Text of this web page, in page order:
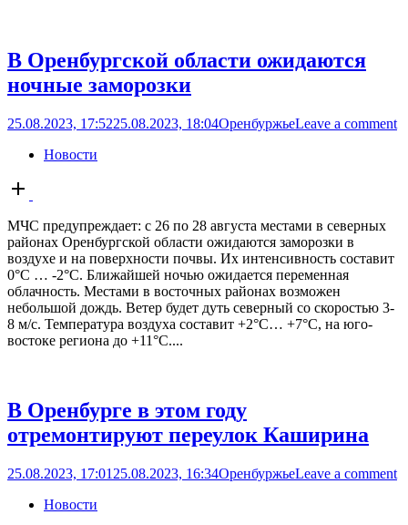
В Оренбургской области ожидаются
ночные заморозки
25.08.2023, 17:5225.08.2023, 18:04ОренбуржьеLeave a comment
Новости
Open
post
МЧС предупреждает: с 26 по 28 августа местами в северных
районах Оренбургской области ожидаются заморозки в
воздухе и на поверхности почвы. Их интенсивность составит
0°С … -2°С. Ближайшей ночью ожидается переменная
облачность. Местами в восточных районах возможен
небольшой дождь. Ветер будет дуть северный со скоростью 3-
8 м/с. Температура воздуха составит +2°C… +7°C, на юго-
востоке региона до +11°С....
В Оренбурге в этом году
отремонтируют переулок Каширина
25.08.2023, 17:01 25.08.2023, 16:34ОренбуржьеLeave a comment
Новости